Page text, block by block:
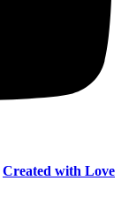
Created with Love